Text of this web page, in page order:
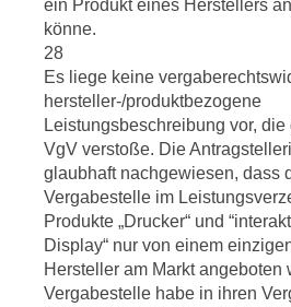
ein Produkt eines Herstellers
könne.
28
Es liege keine
hersteller-/produktbezogene
Leistungsbeschreibung vor,
VgV verstoße. Die
glaubhaft nachgewiesen, dass
Vergabestelle im
Produkte „Drucker“ und
Display“ nur von einem
Hersteller am Markt angeboten
Vergabestelle habe in ihren